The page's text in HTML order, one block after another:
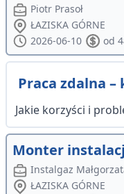
Piotr Prasoł
ŁAZISKA GÓRNE
2026-06-10
od
Praca zdalna
Jakie korzyści i
Monter
Instalgaz
ŁAZISKA GÓRNE